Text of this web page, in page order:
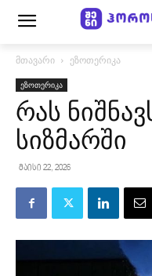
მთავარი ეზოთერიკა
ეზოთერიკა
რას
სიზმარში
მაისი 22, 2026